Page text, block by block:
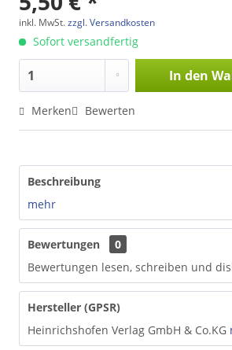
inkl. MwSt.zzgl. Versandkosten
Sofort versandfertig
In den
Merken Bewerten
Beschreibung
mehr
Bewertungen
0
Bewertungen lesen, schreiben und
Hersteller (GPSR)
Heinrichshofen Verlag GmbH & Co.KG